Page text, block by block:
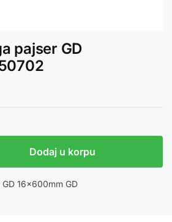
pajser GD
Dodaj u korpu
16x600mm GD